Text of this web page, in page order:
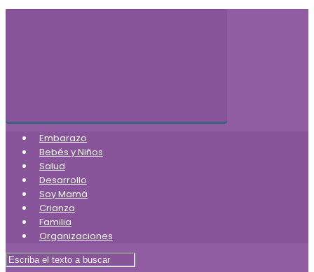
Embarazo
Bebés y Niños
Salud
Desarrollo
Soy Mamá
Crianza
Familia
Organizaciones